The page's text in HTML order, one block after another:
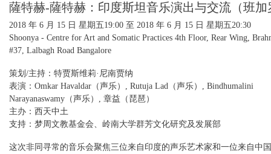
薩特赫-薩特赫：印度斯坦音乐演出与交流（班加
2018 年 6 月 15 日 星期五19:00 至 2018 年 6 月 15 日 星期五20:30
Shoonya - Centre for Art and Somatic Practices 4th Floor, Rear Wing,
#37, Lalbagh Road Bangalore
策划/主持：特贾斯维莉·尼南贾纳
表演：Omkar Havaldar（声乐）, Rutuja Lad（声乐）, Bindhumalini
Narayanaswamy（声乐）, 章益（琵琶）
主办：西天中土
支持：梦周文教基金会、岭南大学群芳文化研究及发展部
这次非同寻常的音乐会聚焦三位来自印度的声乐艺术家和一位来自中